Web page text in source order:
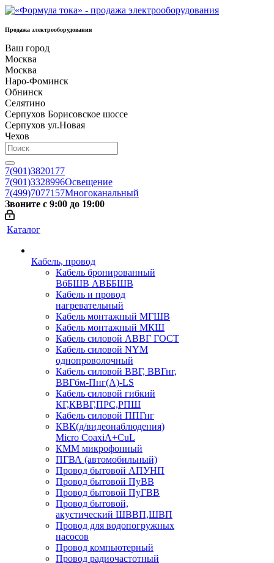
Продажа электрооборудования
Ваш город
Москва
Москва
Наро-Фоминск
Обнинск
Селятино
Серпухов Борисовское шоссе
Серпухов ул.Новая
Чехов
7(901)3820177
7(901)3328996Освещение
7(499)7077157Многоканальный
Звоните с 9:00 до 19:00
Каталог
Кабель, провод
Кабель бронированный
ВбБШВ АВББШВ
Кабель и провод
нагревательный
Кабель монтажный МГШВ
Кабель монтажный МКШ
Кабель силовой АВВГ ГОСТ
Кабель силовой NYM
однопроволочный
Кабель силовой ВВГ, ВВГнг,
ВВГбм-Пнг(А)-LS
Кабель силовой гибкий
КГ,КВВГ,ПРС,РПШ
Кабель силовой ППГнг
КВК(д/видеонаблюдения)
Micro CoaxiA+CuL
КММ микрофонный
ПГВА (автомобильный)
Провод бытовой АПУНП
Провод бытовой ПуВВ
Провод бытовой ПуГВВ
Провод бытовой,
акустический ШВВП,ШВП
Провод для водопогружных
насосов
Провод компьютерный
Провод радиочастотный